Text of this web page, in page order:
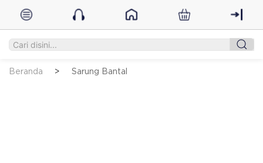
Beranda Sarung Bantal